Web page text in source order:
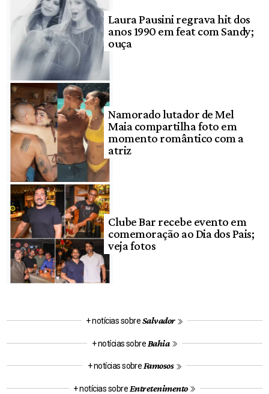
Laura Pausini regrava hit dos
anos 1990 em feat com Sandy;
ouça
Namorado lutador de Mel
Maia compartilha foto em
momento romântico com a
atriz
Clube Bar recebe evento em
comemoração ao Dia dos Pais;
veja fotos
+ notícias sobreSalvador
+ notícias sobre Bahia
+ notícias sobreFamosos
+ notícias sobre Entretenimento